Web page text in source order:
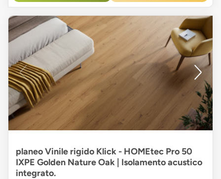
planeo Vinile rigido Klick - HOMEtec Pro 50
IXPE Golden Nature Oak | Isolamento acustico
integrato.